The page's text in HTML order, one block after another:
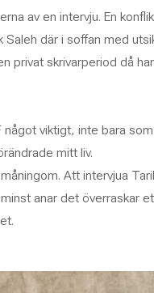
av en intervju. En
Saleh där i soffan med
privat skrivarperiod då
något viktigt, inte bara
mitt liv.
Att intervjua
anar det överraskar